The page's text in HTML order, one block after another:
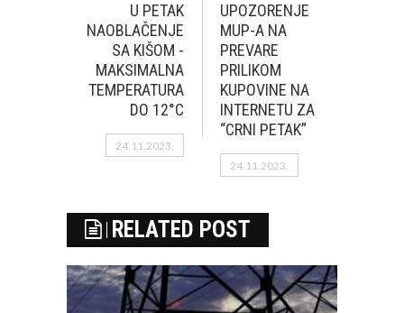
U PETAK
NAOBLAČENJE
SA KIŠOM -
MAKSIMALNA
TEMPERATURA
DO 12°C
24.11.2023.
UPOZORENJE
MUP-A NA
PREVARE
PRILIKOM
KUPOVINE NA
INTERNETU ZA
“CRNI PETAK”
24.11.2023.
RELATED POST